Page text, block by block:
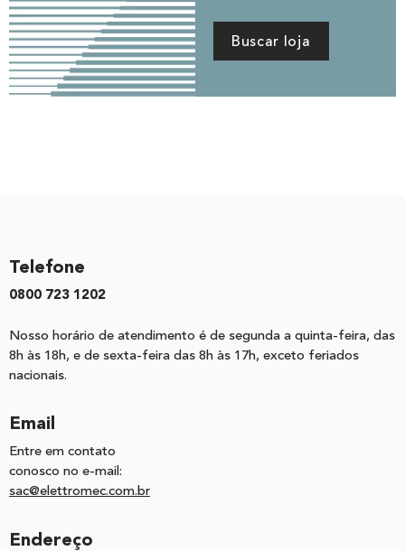
Buscar loja
Telefone
0800 723 1202
Nosso horário de atendimento é de segunda a quinta-feira, das
8h às 18h, e de sexta-feira das 8h às 17h, exceto feriados
nacionais.
Email
Entre em contato
conosco no e-mail:
sac@elettromec.com.br
Endereço